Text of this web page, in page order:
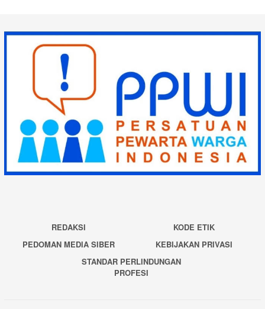
REDAKSI
KODE ETIK
PEDOMAN MEDIA SIBER
KEBIJAKAN PRIVASI
STANDAR PERLINDUNGAN
PROFESI